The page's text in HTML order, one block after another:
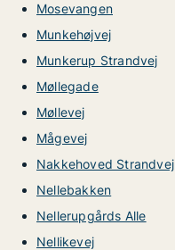
Mosevangen
Munkehøjvej
Munkerup Strandvej
Møllegade
Møllevej
Mågevej
Nakkehoved Strandvej
Nellebakken
Nellerupgårds Alle
Nellikevej